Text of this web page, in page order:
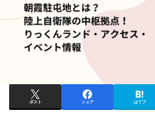
ポスト シェア はてブ